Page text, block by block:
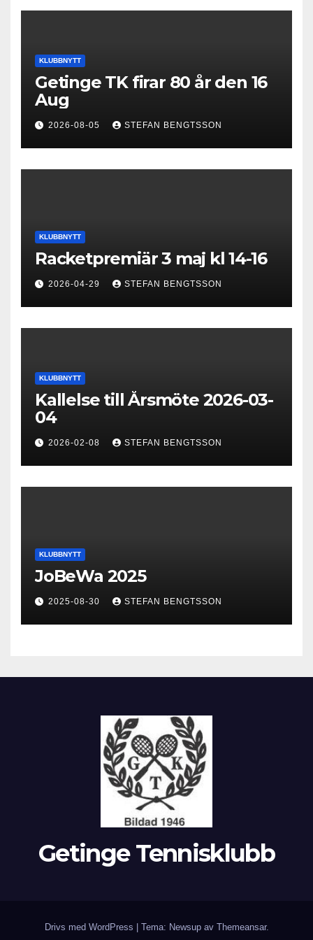
KLUBBNYTT
Getinge TK firar 80 år den 16
Aug
2026-08-05 STEFAN BENGTSSON
KLUBBNYTT
Racketpremiär 3 maj kl 14-16
2026-04-29 STEFAN BENGTSSON
KLUBBNYTT
Kallelse till Årsmöte 2026-03-
04
2026-02-08 STEFAN BENGTSSON
KLUBBNYTT
JoBeWa 2025
2025-08-30 STEFAN BENGTSSON
Getinge Tennisklubb
Drivs med WordPress Tema: Newsup av Themeansar.